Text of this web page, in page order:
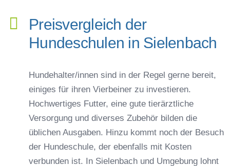
Preisvergleich der
Hundeschulen in Sielenbach
Hundehalter/innen sind in der Regel gerne bereit,
einiges für ihren Vierbeiner zu investieren.
Hochwertiges Futter, eine gute tierärztliche
Versorgung und diverses Zubehör bilden die
üblichen Ausgaben. Hinzu kommt noch der Besuch
der Hundeschule, der ebenfalls mit Kosten
verbunden ist. In Sielenbach und Umgebung lohnt